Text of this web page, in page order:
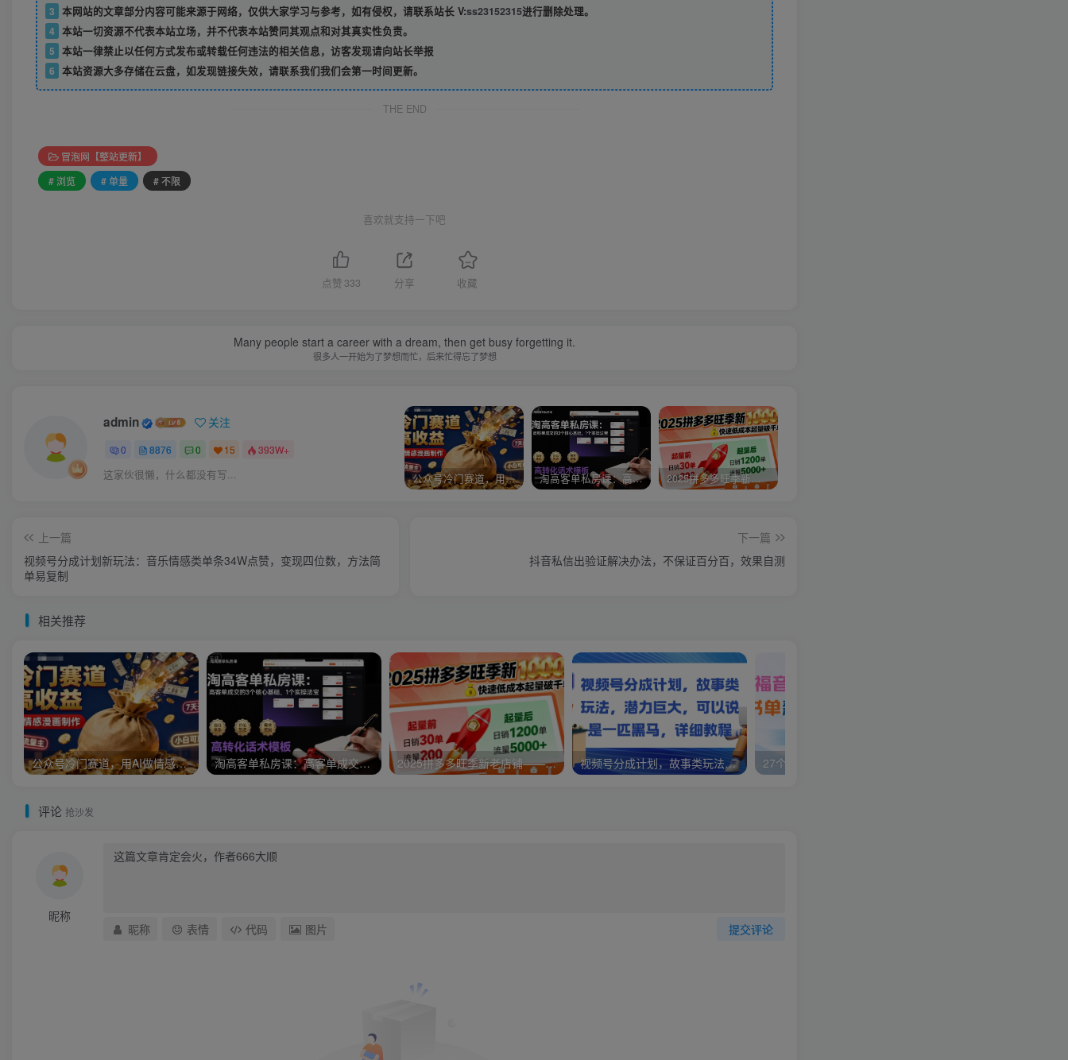
3 本网站的文章部分内容可能来源于网络，仅供大家学习与参考，如有侵权，请联系站长 V:ss23152315进行删除处理。
4 本站一切资源不代表本站立场，并不代表本站赞同其观点和对其真实性负责。
5 本站一律禁止以任何方式发布或转载任何违法的相关信息，访客发现请向站长举报
6 本站资源大多存储在云盘，如发现链接失效，请联系我们我们会第一时间更新。
THE END
冒泡网【整站更新】
# 浏览
# 单量 # 不限
喜欢就支持一下吧
点赞 333 分享 收藏
Many people start a career with a dream, then get busy forgetting it.
很多人一开始为了梦想而忙，后来忙得忘了梦想
admin 关注
0 8876 0 15 393W+
这家伙很懒，什么都没有写... 公众号冷门赛道，用AI做情感漫画，7天开通流量主，操作简单，小白可玩 淘高客单私房课：高客单成交的3个核心基础，1个实操法宝 2025拼多多旺季新老店铺——快速低成本起量破千单
上一篇
视频号分成计划新玩法：音乐情感类单条34W点赞，变现四位数，方法简
单易复制
下一篇
抖音私信出验证解决办法，不保证百分百，效果自测
相关推荐
公众号冷门赛道，用AI做情感漫画，7天开通流量主，操作简单，小白可玩 淘高客单私房课：高客单成交的3个核心基础，1个实操法宝 2025拼多多旺季新老店铺——快速低成本起量破千单 视频号分成计划，故事类玩法，潜力巨大，可以说是一匹黑马，详细教程
评论 抢沙发
昵称
提交评论
昵称 表情 代码 图片